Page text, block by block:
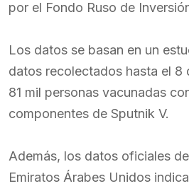
por el Fondo Ruso de
Los datos se basan en un
datos recolectados hasta el 8
81 mil personas vacunadas
componentes de Sputnik V.
Además, los datos oficiales
Emiratos Árabes Unidos